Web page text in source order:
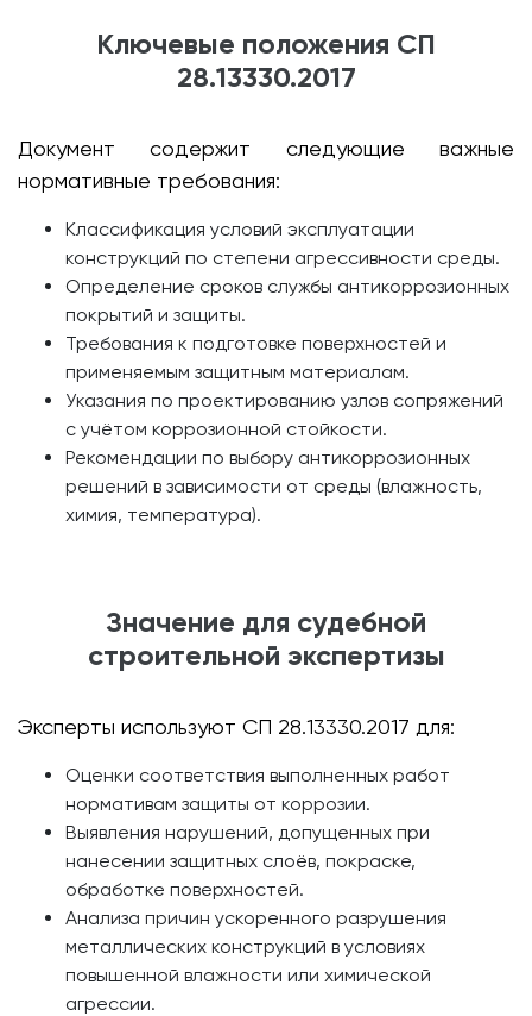
Ключевые положения СП
28.13330.2017
Документ содержит следующие важные
нормативные требования:
Классификация условий эксплуатации
конструкций по степени агрессивности среды.
Определение сроков службы антикоррозионных
покрытий и защиты.
Требования к подготовке поверхностей и
применяемым защитным материалам.
Указания по проектированию узлов сопряжений
с учётом коррозионной стойкости.
Рекомендации по выбору антикоррозионных
решений в зависимости от среды (влажность,
химия, температура).
Значение для судебной
строительной экспертизы
Эксперты используют СП 28.13330.2017 для:
Оценки соответствия выполненных работ
нормативам защиты от коррозии.
Выявления нарушений, допущенных при
нанесении защитных слоёв, покраске,
обработке поверхностей.
Анализа причин ускоренного разрушения
металлических конструкций в условиях
повышенной влажности или химической
агрессии.